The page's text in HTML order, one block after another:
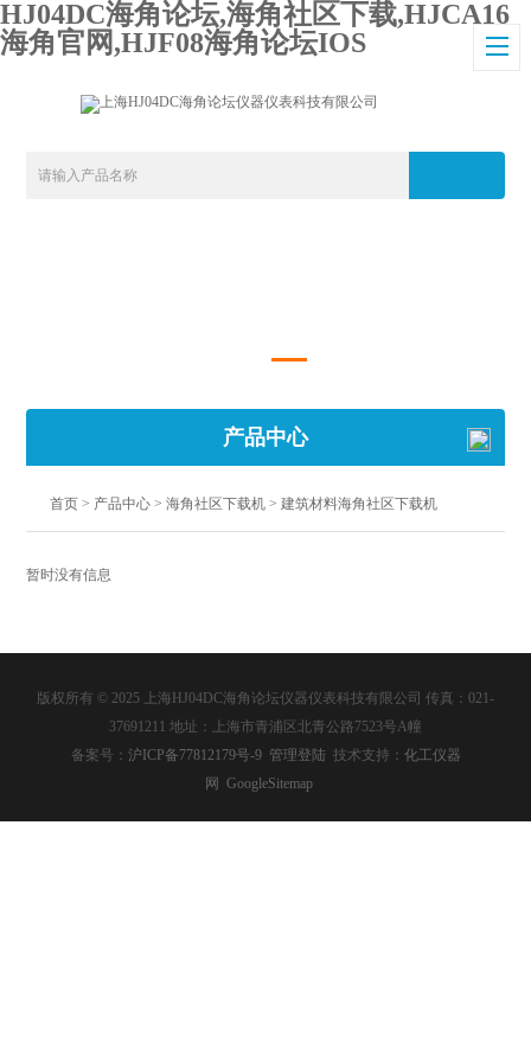
HJ04DC海角论坛,海角社区下载,HJCA16
海角官网,HJF08海角论坛IOS
产品中心
首页 > 产品中心 >海角社区下载机 >建筑材料海角社区下载机
暂时没有信息
版权所有 © 2025 上海HJ04DC海角论坛仪器仪表科技有限公司 传真：021-
37691211 地址：上海市青浦区北青公路7523号A幢
备案号： 沪ICP备77812179号-9 管理登陆 技术支持： 化工仪器
网 GoogleSitemap